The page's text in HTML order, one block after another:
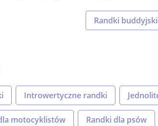
Randki
Introwertyczne randki
motocyklistów Randki dla psów